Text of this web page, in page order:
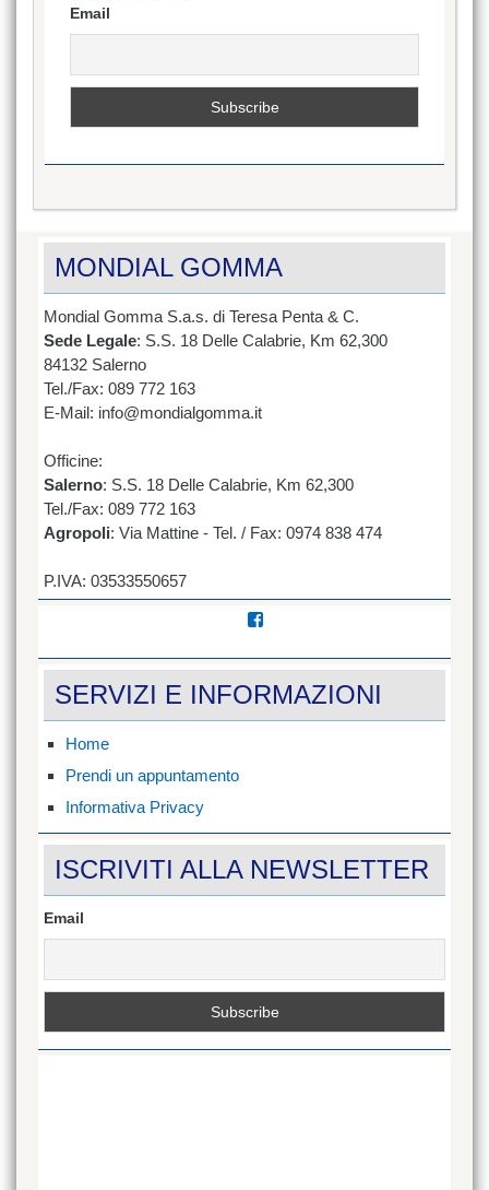
Email
MONDIAL GOMMA
Mondial Gomma S.a.s. di Teresa Penta & C.
Sede Legale: S.S. 18 Delle Calabrie, Km 62,300
84132 Salerno
Tel./Fax: 089 772 163
E-Mail: info@mondialgomma.it
Officine:
Salerno: S.S. 18 Delle Calabrie, Km 62,300
Tel./Fax: 089 772 163
Agropoli: Via Mattine - Tel. / Fax: 0974 838 474
P.IVA: 03533550657
di
mondial.gomma/?
ref=hl
su
SERVIZI E INFORMAZIONI
Home
Prendi un appuntamento
Informativa Privacy
ISCRIVITI ALLA NEWSLETTER
Email